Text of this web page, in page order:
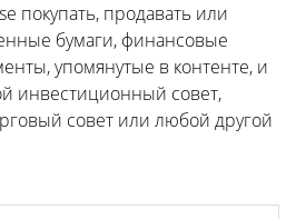
покупать, продавать или
бумаги, финансовые
упомянутые в контенте, и
инвестиционный совет,
совет или любой другой